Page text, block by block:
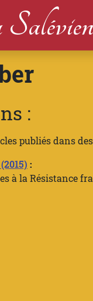
:
publiés dans
:
à la Résistance